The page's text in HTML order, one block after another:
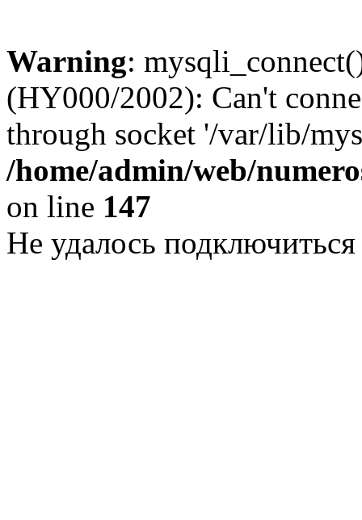
Warning:
(HY000/2002): Can't
through socket '/var/lib/
/home/admin/web/
on line 147
Не удалось